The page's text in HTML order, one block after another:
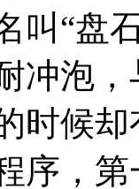
叫“盘
冲泡
时候
序，